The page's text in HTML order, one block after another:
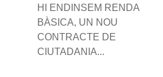
HI ENDINSEM RENDA
BÀSICA, UN NOU
CONTRACTE DE
CIUTADANIA...